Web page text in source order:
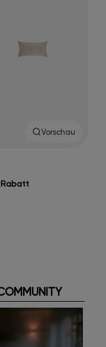
Vorschau
Rabatt